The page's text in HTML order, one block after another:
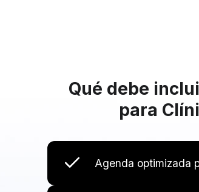
Qué debe
para
Agenda optimizada